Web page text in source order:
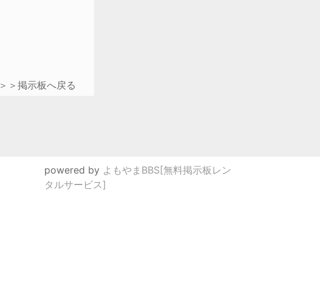
＞＞掲示板へ戻る
powered by よもやまBBS[無料掲示板レン
タルサービス]